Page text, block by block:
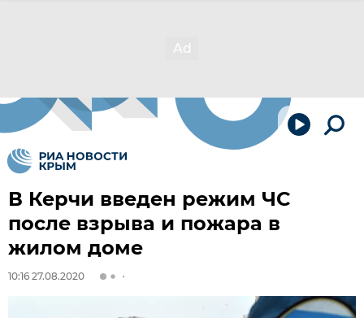
В Керчи введен режим ЧС
после взрыва и пожара в
жилом доме
10:16 27.08.2020